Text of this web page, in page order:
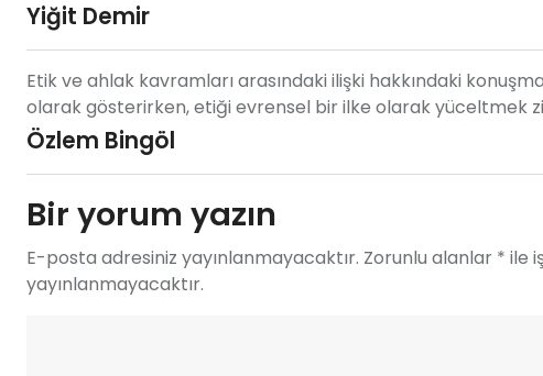
Yiğit Demir
Etik ve ahlak kavramları arasındaki ilişki hakkındaki
olarak gösterirken, etiği evrensel bir ilke olarak yüceltmek
Özlem Bingöl
Bir yorum yazın
E-posta adresiniz yayınlanmayacaktır. Zorunlu alanlar *
yayınlanmayacaktır.